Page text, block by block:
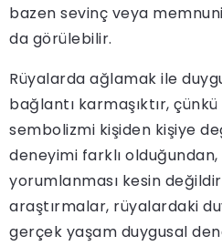
bazen sevinç veya
da görülebilir.
Rüyalarda ağlamak ile
bağlantı karmaşıktır, çünkü
sembolizmi kişiden kişiye
deneyimi farklı olduğundan,
yorumlanması kesin
araştırmalar, rüyalardaki
gerçek yaşam duygusal